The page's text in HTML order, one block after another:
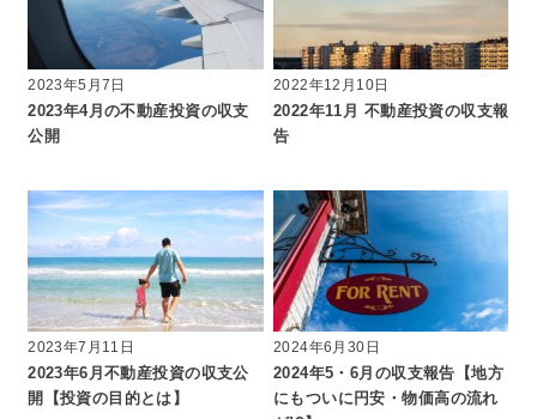
2023年5月7日
2023年4月の不動産投資の収支
公開
2022年12月10日
2022年11月 不動産投資の収支報
告
2023年7月11日
2023年6月不動産投資の収支公
開【投資の目的とは】
2024年6月30日
2024年5・6月の収支報告【地方
にもついに円安・物価高の流れ